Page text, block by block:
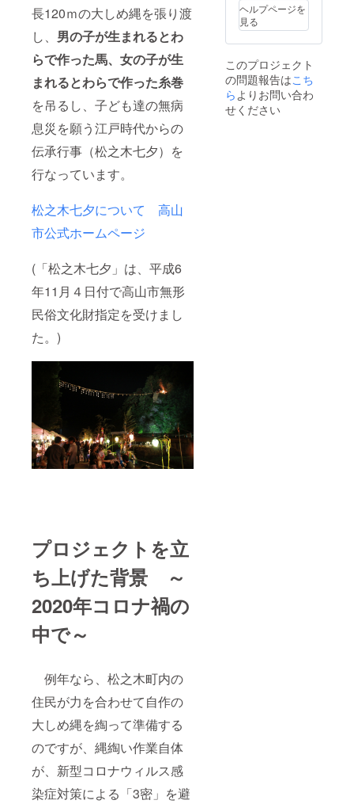
長120ｍの大しめ縄を張り渡
し、 男の子が生まれるとわ
らで作った馬、女の子が生
まれるとわらで作った糸巻
を吊るし、子ども達の無病
息災を願う江戸時代からの
伝承行事（松之木七夕）を
行なっています。
松之木七夕について 高山
市公式ホームページ
(「松之木七夕」は、平成6
年11月４日付で高山市無形
民俗文化財指定を受けまし
た。)
プロジェクトを立
ち上げた背景 ～
2020年コロナ禍の
中で～
例年なら、松之木町内の
住民が力を合わせて自作の
大しめ縄を綯って準備する
のですが、縄綯い作業自体
が、新型コロナウィルス感
染症対策による「3密」を避
ヘルプページを
見る
このプロジェクト
の問題報告はこち
ら よりお問い合わ
せください